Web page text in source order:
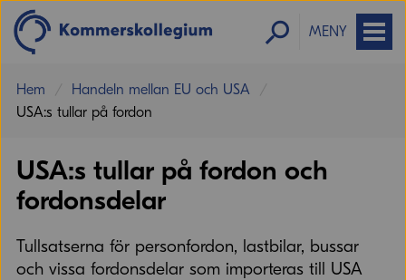
MENY
Hem
Handeln mellan EU och USA
USA:s tullar på fordon
USA:s tullar på fordon och
fordonsdelar
Tullsatserna för personfordon, lastbilar, bussar
och vissa fordonsdelar som importeras till USA